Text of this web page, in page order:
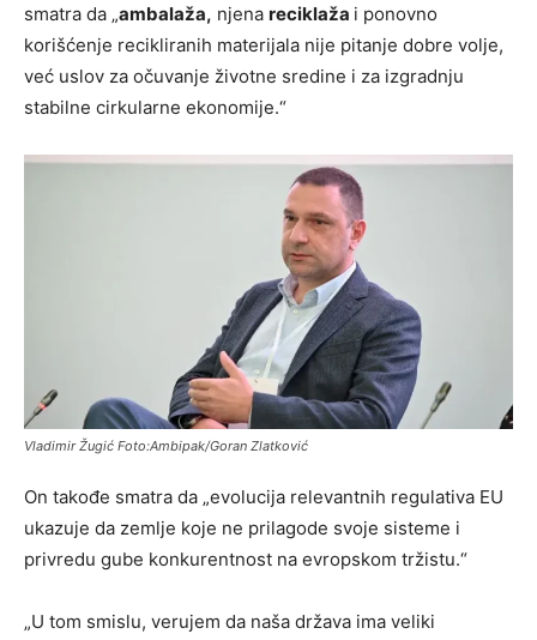
smatra da „ambalaža, njena reciklaža i ponovno
korišćenje recikliranih materijala nije pitanje dobre volje,
već uslov za očuvanje životne sredine i za izgradnju
stabilne cirkularne ekonomije.“
Vladimir Žugić Foto:Ambipak/Goran Zlatković
On takođe smatra da „evolucija relevantnih regulativa EU
ukazuje da zemlje koje ne prilagode svoje sisteme i
privredu gube konkurentnost na evropskom tržistu.“
„U tom smislu, verujem da naša država ima veliki